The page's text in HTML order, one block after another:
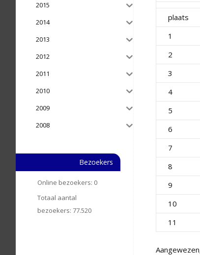
plaats
1
2
3
4
5
6
7
8
9
10
11
2015
2014
2013
2012
2011
2010
2009
2008
Bezoekers
Online bezoekers: 0
Totaal aantal
bezoekers: 77.520